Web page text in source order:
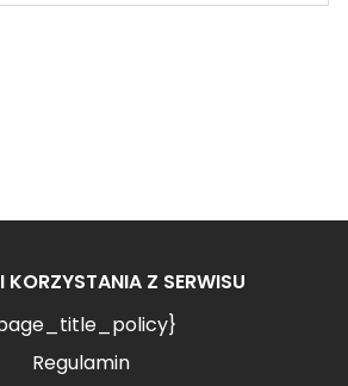
KORZYSTANIA Z SERWISU
Regulamin